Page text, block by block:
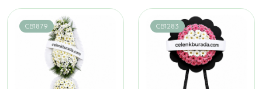
CB1879 CB1283